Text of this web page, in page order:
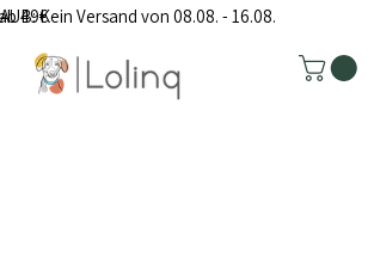
49€Kein Versand von 08.08. - 16.08.